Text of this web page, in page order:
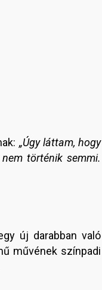
„Úgy láttam, hogy
történik semmi.
új darabban való
művének színpadi